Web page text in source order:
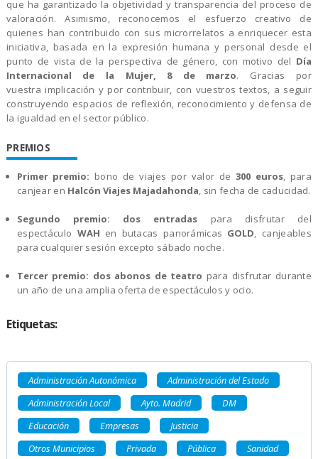
que ha garantizado la objetividad y transparencia del proceso de
valoración. Asimismo, reconocemos el esfuerzo creativo de
quienes han contribuido con sus microrrelatos a enriquecer esta
iniciativa, basada en la expresión humana y personal desde el
punto de vista de la perspectiva de género, con motivo del Día
Internacional de la Mujer, 8 de marzo. Gracias por
vuestra implicación y por contribuir, con vuestros textos, a seguir
construyendo espacios de reflexión, reconocimiento y defensa de
la igualdad en el sector público.
PREMIOS
Primer premio: bono de viajes por valor de300 euros, para
canjear en Halcón Viajes Majadahonda, sin fecha de caducidad.
Segundo premio: dos entradas para disfrutar del
espectáculo WAH en butacas panorámicas GOLD, canjeables
para cualquier sesión excepto sábado noche.
Tercer premio: dos abonos de teatro para disfrutar durante
un año de una amplia oferta de espectáculos y ocio.
Etiquetas:
Administración Autonómica
Administración del Estado
Administración Local
Ayto. Madrid
DM
Educación
Empresas
Justicia
Otros Municipios
Privada Pública
Sanidad